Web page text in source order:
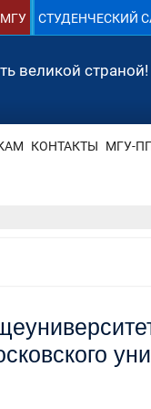
СТУДЕНЧЕСКИЙ
великой страной!
КОНТАКТЫ МГУ-